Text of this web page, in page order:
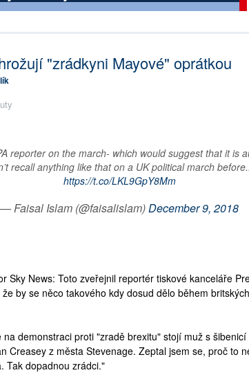
"zrádkyni Mayové" oprátkou
reporter on the march- which would suggest that it is
recall anything like that on a UK political march
https://t.co/LKL9GpY8Mm
— Faisal Islam (@faisalislam)December 9, 2018
Sky News: Toto zveřejnil reportér tiskové kanceláře
by se něco takového kdy dosud dělo během
na demonstraci proti "zradě brexitu" stojí muž s
Creasey z města Stevenage. Zeptal jsem se, proč to
Tak dopadnou zrádci."